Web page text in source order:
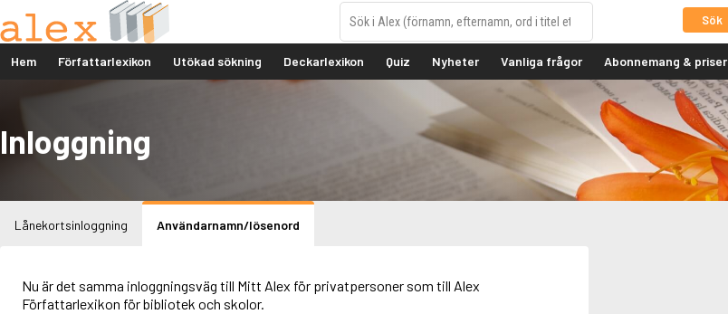
Sök
Hem Författarlexikon Utökad sökning Deckarlexikon Quiz Nyheter Vanliga frågor Abonnemang & priser
Inloggning
Lånekortsinloggning Användarnamn/lösenord
Nu är det samma inloggningsväg till Mitt Alex för privatpersoner som till Alex
Författarlexikon för bibliotek och skolor.